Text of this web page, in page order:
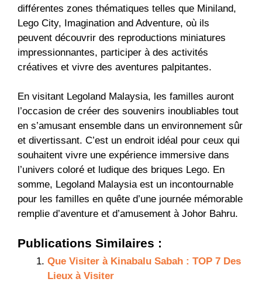
différentes zones thématiques telles que Miniland,
Lego City, Imagination and Adventure, où ils
peuvent découvrir des reproductions miniatures
impressionnantes, participer à des activités
créatives et vivre des aventures palpitantes.
En visitant Legoland Malaysia, les familles auront
l’occasion de créer des souvenirs inoubliables tout
en s’amusant ensemble dans un environnement sûr
et divertissant. C’est un endroit idéal pour ceux qui
souhaitent vivre une expérience immersive dans
l’univers coloré et ludique des briques Lego. En
somme, Legoland Malaysia est un incontournable
pour les familles en quête d’une journée mémorable
remplie d’aventure et d’amusement à Johor Bahru.
Publications Similaires :
Que Visiter à Kinabalu Sabah : TOP 7 Des
Lieux à Visiter